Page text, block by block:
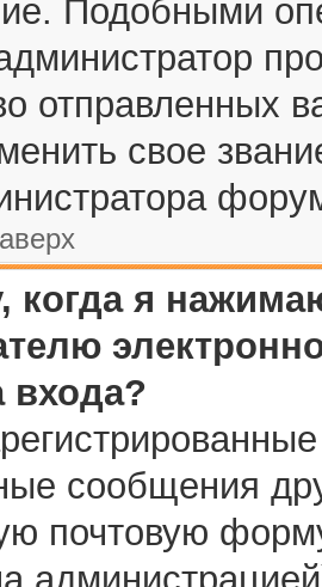
Подобными
отправленных
свое
когда я
входа?
сообщения
почтовую